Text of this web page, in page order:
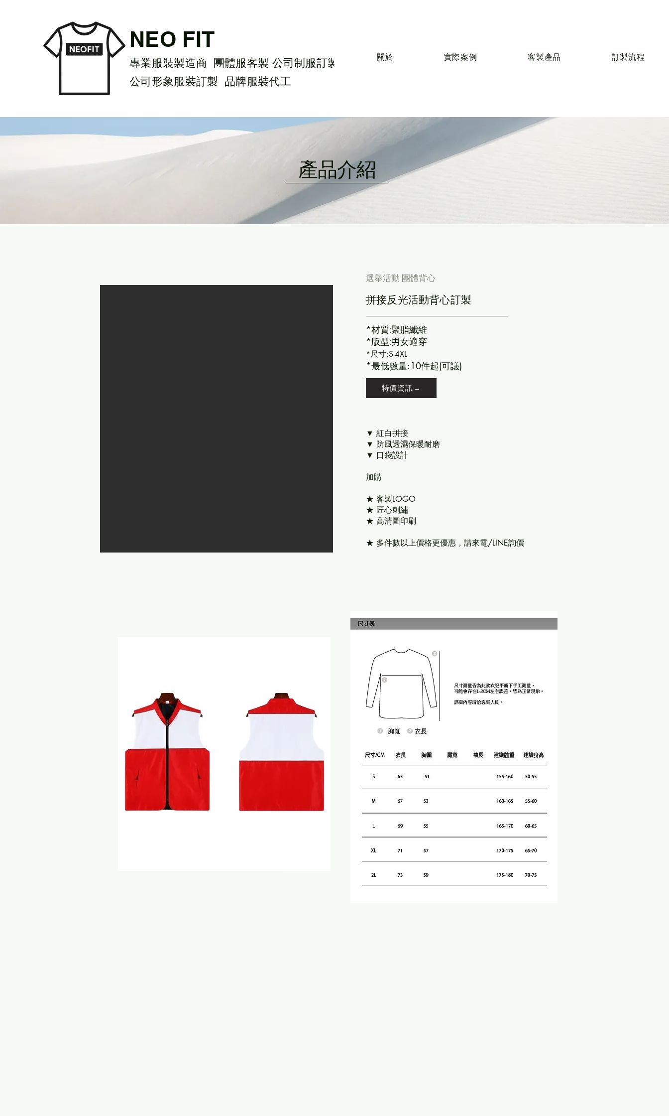
NEO FIT
專業服裝製造商 團體服客製 公司制服訂製
公司形象服裝訂製 品牌服裝代工
關於 實際案例 客製產品 訂製流程
​產品介紹
選舉活動 團體背心
拼接反光活動背心訂製
*材質:聚脂纖維
*版型:男女適穿
*尺寸:S-4XL
*最低數量:10件起(可議)
特價資訊→
▼ 紅白拼接
▼ 防風透濕保暖耐磨
▼ 口袋設計
​加購
★ 客製LOGO
★ 匠心刺繡
★ 高清圖印刷
★ 多件數以上價格更優惠，請來電/LINE詢價